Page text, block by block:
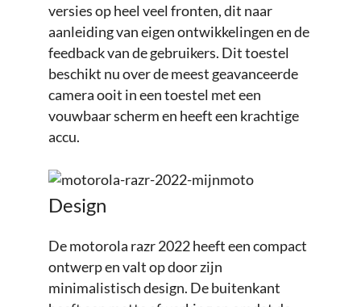
versies op heel veel fronten, dit naar
aanleiding van eigen ontwikkelingen en de
feedback van de gebruikers. Dit toestel
beschikt nu over de meest geavanceerde
camera ooit in een toestel met een
vouwbaar scherm en heeft een krachtige
accu.
Design
De motorola razr 2022 heeft een compact
ontwerp en valt op door zijn
minimalistisch design. De buitenkant